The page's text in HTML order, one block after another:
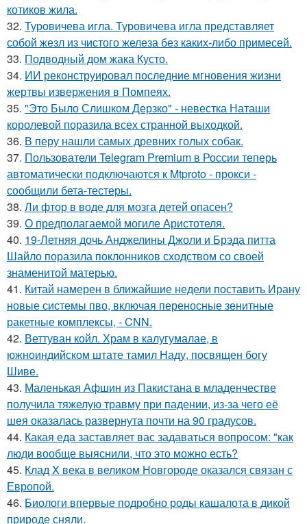
котиков жила.
32. Туровичева игла. Туровичева игла представляет
собой жезл из чистого железа без каких-либо примесей.
33. Подводный дом жака Кусто.
34. ИИ реконструировал последние мгновения жизни
жертвы извержения в Помпеях.
35. "Это Было Слишком Дерзко" - невестка Наташи
королевой поразила всех странной выходкой.
36. В перу нашли самых древних голых собак.
37. Пользователи Telegram Premium в России теперь
автоматически подключаются к Mtproto - прокси -
сообщили бета-тестеры.
38. Ли фтор в воде для мозга детей опасен?
39. О предполагаемой могиле Аристотеля.
40. 19-Летняя дочь Анджелины Джоли и Брэда питта
Шайло поразила поклонников сходством со своей
знаменитой матерью.
41. Китай намерен в ближайшие недели поставить Ирану
новые системы пво, включая переносные зенитные
ракетные комплексы, - CNN.
42. Веттуван койл. Храм в калугумалае, в
южноиндийском штате тамил Наду, посвящен богу
Шиве.
43. Маленькая Афшин из Пакистана в младенчестве
получила тяжелую травму при падении, из-за чего её
шея оказалась развернута почти на 90 градусов.
44. Какая еда заставляет вас задаваться вопросом: "как
люди вообще выяснили, что это можно есть?
45. Клад X века в великом Новгороде оказался связан с
Европой.
46. Биологи впервые подробно роды кашалота в дикой
природе сняли.